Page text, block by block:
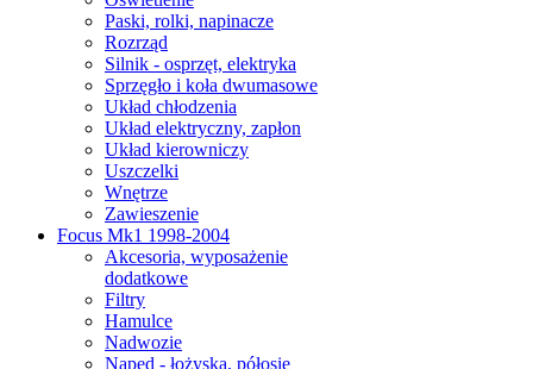
Paski, rolki, napinacze
Rozrząd
Silnik - osprzęt, elektryka
Sprzęgło i koła dwumasowe
Układ chłodzenia
Układ elektryczny, zapłon
Układ kierowniczy
Uszczelki
Wnętrze
Zawieszenie
Focus Mk1 1998-2004
Akcesoria, wyposażenie
dodatkowe
Filtry
Hamulce
Nadwozie
Napęd - łożyska, półosie